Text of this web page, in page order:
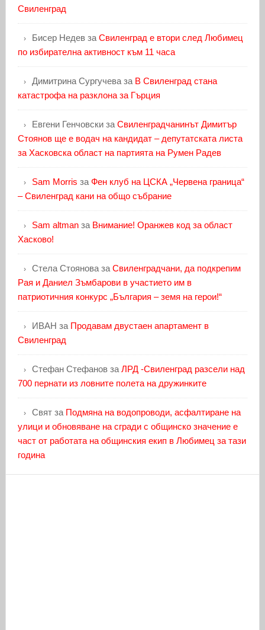
Свиленград
Бисер Недевза Свиленград е втори след Любимец
по избирателна активност към 11 часа
Димитрина Сургучеваза В Свиленград стана
катастрофа на разклона за Гърция
Евгени Генчовскиза Свиленградчанинът Димитър
Стоянов ще е водач на кандидат – депутатската листа
за Хасковска област на партията на Румен Радев
Sam Morris за Фен клуб на ЦСКА „Червена граница“
– Свиленград кани на общо събрание
Sam altmanза Внимание! Оранжев код за област
Хасково!
Стела Стояноваза Свиленградчани, да подкрепим
Рая и Даниел Зъмбарови в участието им в
патриотичния конкурс „България – земя на герои!“
ИВАН за Продавам двустаен апартамент в
Свиленград
Стефан Стефановза ЛРД -Свиленград разсели над
700 пернати из ловните полета на дружинките
Святза Подмяна на водопроводи, асфалтиране на
улици и обновяване на сгради с общинско значение е
част от работата на общинския екип в Любимец за тази
година